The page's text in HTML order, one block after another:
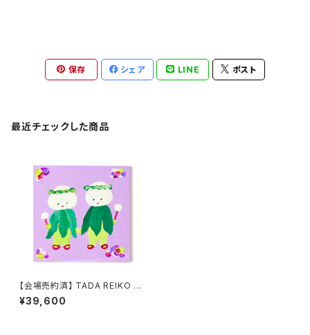
保存 シェア LINE ポスト
最近チェックした商品
【会場売約済】 TADA REIKO 原
画２ 「NICE NICE カブとオモチ
のお揃いコーデ」
¥39,600